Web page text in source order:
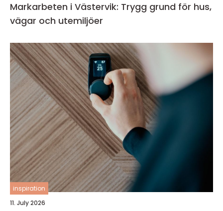
Markarbeten i Västervik: Trygg grund för hus,
vägar och utemiljöer
inspiration
11. July 2026